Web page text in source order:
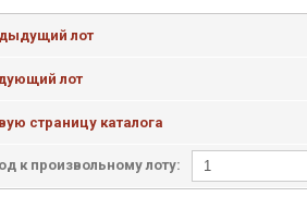
лот
лот
страницу каталога
к произвольному лоту: